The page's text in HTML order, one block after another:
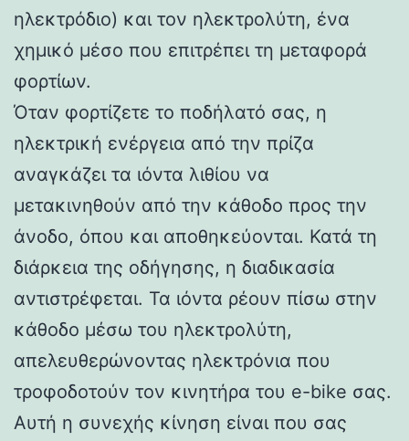
ηλεκτρόδιο) και τον ηλεκτρολύτη, ένα
χημικό μέσο που επιτρέπει τη μεταφορά
φορτίων.
Όταν φορτίζετε το ποδήλατό σας, η
ηλεκτρική ενέργεια από την πρίζα
αναγκάζει τα ιόντα λιθίου να
μετακινηθούν από την κάθοδο προς την
άνοδο, όπου και αποθηκεύονται. Κατά τη
διάρκεια της οδήγησης, η διαδικασία
αντιστρέφεται. Τα ιόντα ρέουν πίσω στην
κάθοδο μέσω του ηλεκτρολύτη,
απελευθερώνοντας ηλεκτρόνια που
τροφοδοτούν τον κινητήρα του e-bike σας.
Αυτή η συνεχής κίνηση είναι που σας